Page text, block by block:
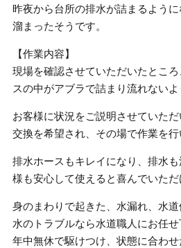
昨夜から台所の排水が詰まるよう
溜まったそうです。
【作業内容】
現場を確認させていただいたとこ
スの中がアブラで詰まり流れないよ
お客様に状況をご説明させていた
交換を希望され、その場で作業を行
排水ホースもキレイになり、排水
様も安心して使えると喜んでいただ
身のまわりで起きた、水漏れ、水道
水のトラブルなら水道職人にお任せ
年中無休で駆けつけ、状態に合わ